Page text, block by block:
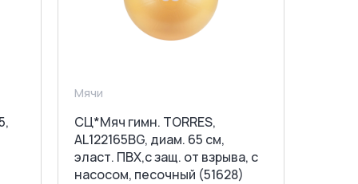
Мячи
СЦ*Мяч гимн. TORRES,
AL122165BG, диам. 65 см,
эласт. ПВХ,с защ. от взрыва, с
насосом, песочный (51628)